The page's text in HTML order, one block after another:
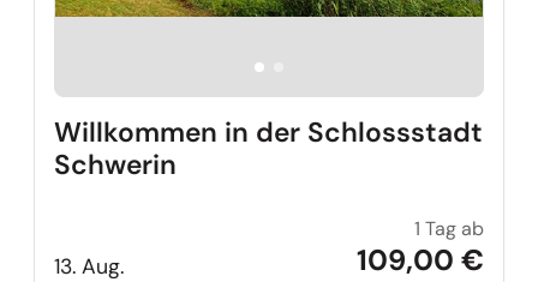
Willkommen in der Schlossstadt
Schwerin
13. Aug.
1 Tag ab
109,00 €